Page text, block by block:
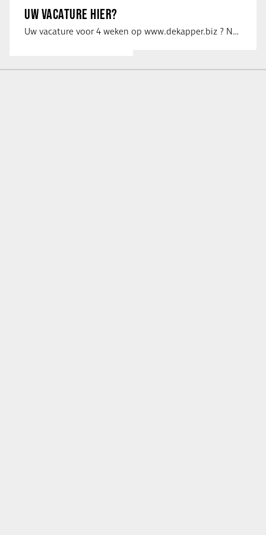
UW VACATURE HIER?
Uw vacature voor 4 weken op www.dekapper.biz ? Neem dan contact op met Maaike …